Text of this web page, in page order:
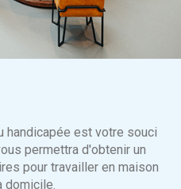
handicapée est votre souci
permettra d'obtenir un
pour travailler en maison